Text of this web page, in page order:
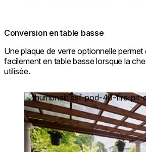
Conversion en table basse
Une plaque de verre optionnelle
facilement en table basse lorsque la
utilisée.
Loading image...